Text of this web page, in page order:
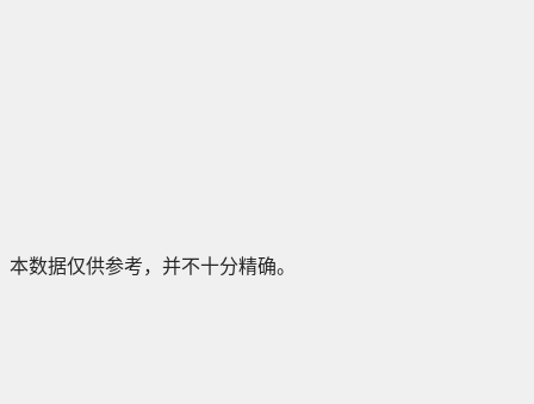
本数据仅供参考，并不十分精确。